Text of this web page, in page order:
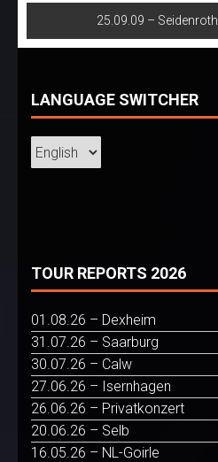
25.09.09 – Seidenroth
LANGUAGE SWITCHER
TOUR REPORTS 2026
01.08.26 – Dexheim
31.07.26 – Saarburg
30.07.26 – Calw
27.06.26 – Isernhagen
26.06.26 – Privatkonzert
20.06.26 – Selb
16.05.26 – NL-Goirle